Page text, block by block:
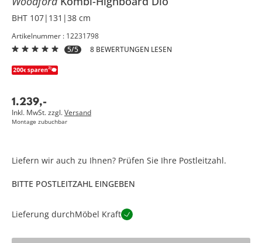
BHT 107|131|38 cm
Artikelnummer : 12231798
5/5
8 BEWERTUNGEN LESEN
1.239,-
Inkl. MwSt. zzgl.Versand
Montage zubuchbar
Liefern wir auch zu Ihnen? Prüfen Sie Ihre Postleitzahl.
BITTE POSTLEITZAHL EINGEBEN
Lieferung durchMöbel Kraft